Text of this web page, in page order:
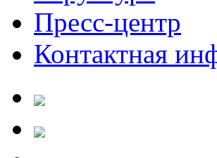
Пресс-центр
Контактная